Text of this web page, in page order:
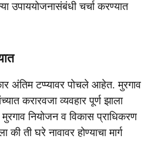
उपाययोजनासंबंधी चर्चा करण्यात
अंतिम टप्प्यावर पोचले आहेत. मुरगाव
करारवजा व्यवहार पूर्ण झाला
नियोजन व विकास प्राधिकरण
की ती घरे नावावर होण्याचा मार्ग